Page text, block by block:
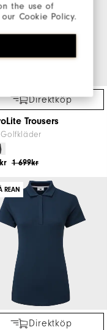
the use of
Cookie Policy.
Direktköp
Trousers
1 699kr
REAN
Direktköp